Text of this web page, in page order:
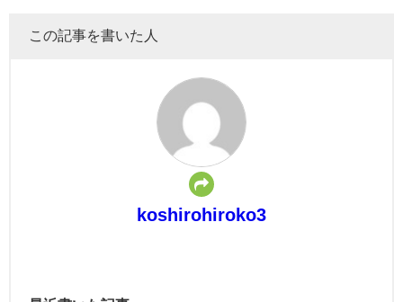
この記事を書いた人
koshirohiroko3